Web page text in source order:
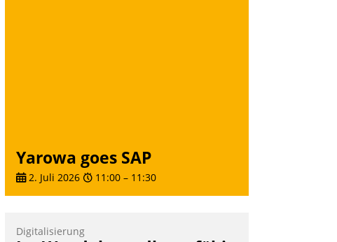
Yarowa goes SAP
2. Juli 2026 11:00 – 11:30
Digitalisierung